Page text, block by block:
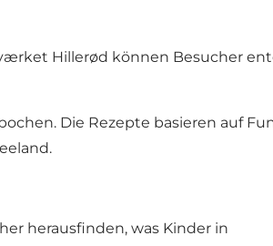
Hillerød können Besucher
Die Rezepte basieren auf
herausfinden, was Kinder in